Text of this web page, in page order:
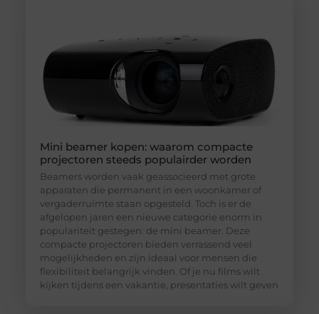
Mini beamer kopen: waarom compacte
projectoren steeds populairder worden
Beamers worden vaak geassocieerd met grote
apparaten die permanent in een woonkamer of
vergaderruimte staan opgesteld. Toch is er de
afgelopen jaren een nieuwe categorie enorm in
populariteit gestegen: de mini beamer. Deze
compacte projectoren bieden verrassend veel
mogelijkheden en zijn ideaal voor mensen die
flexibiliteit belangrijk vinden. Of je nu films wilt
kijken tijdens een vakantie, presentaties wilt geven